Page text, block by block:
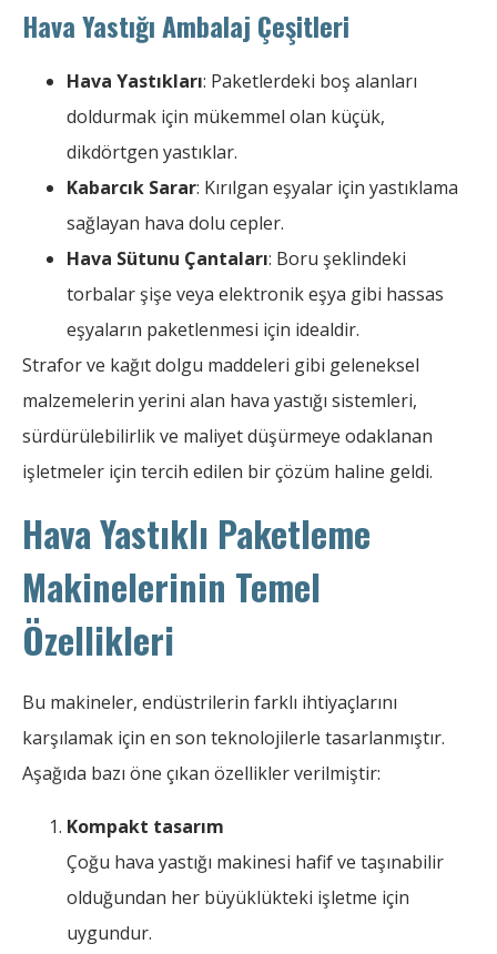
Hava Yastığı Ambalaj Çeşitleri
Hava Yastıkları: Paketlerdeki boş alanları
doldurmak için mükemmel olan küçük,
dikdörtgen yastıklar.
Kabarcık Sarar: Kırılgan eşyalar için yastıklama
sağlayan hava dolu cepler.
Hava Sütunu Çantaları: Boru şeklindeki
torbalar şişe veya elektronik eşya gibi hassas
eşyaların paketlenmesi için idealdir.
Strafor ve kağıt dolgu maddeleri gibi geleneksel
malzemelerin yerini alan hava yastığı sistemleri,
sürdürülebilirlik ve maliyet düşürmeye odaklanan
işletmeler için tercih edilen bir çözüm haline geldi.
Hava Yastıklı Paketleme
Makinelerinin Temel
Özellikleri
Bu makineler, endüstrilerin farklı ihtiyaçlarını
karşılamak için en son teknolojilerle tasarlanmıştır.
Aşağıda bazı öne çıkan özellikler verilmiştir:
Kompakt tasarım
Çoğu hava yastığı makinesi hafif ve taşınabilir
olduğundan her büyüklükteki işletme için
uygundur.